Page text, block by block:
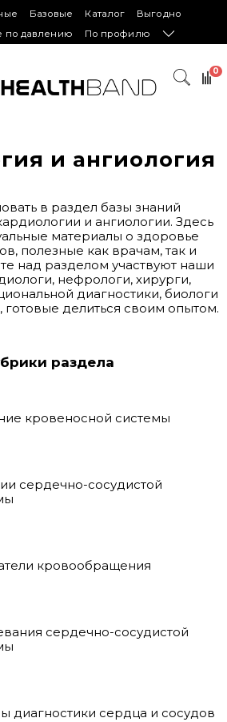
Базовые Каталог
Выгодно
по давлению
По профилю
0
и ангиология
в раздел базы знаний
и ангиологии. Здесь
материалы о здоровье
полезные как врачам, так и
над разделом участвуют наши
нефрологи, хирурги,
диагностики, биологи
готовые делиться своим опытом.
раздела
кровеносной системы
сердечно-сосудистой
кровообращения
сердечно-сосудистой
диагностики сердца и сосудов